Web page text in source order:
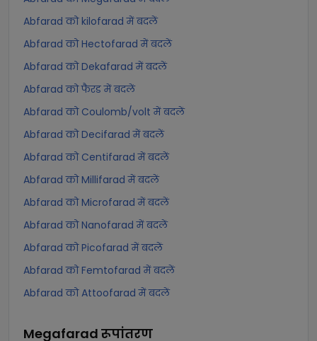
Abfarad को kilofarad में बदलें
Abfarad को Hectofarad में बदलें
Abfarad को Dekafarad में बदलें
Abfarad को फैरड में बदलें
Abfarad को Coulomb/volt में बदलें
Abfarad को Decifarad में बदलें
Abfarad को Centifarad में बदलें
Abfarad को Millifarad में बदलें
Abfarad को Microfarad में बदलें
Abfarad को Nanofarad में बदलें
Abfarad को Picofarad में बदलें
Abfarad को Femtofarad में बदलें
Abfarad को Attoofarad में बदलें
Megafarad रूपांतरण